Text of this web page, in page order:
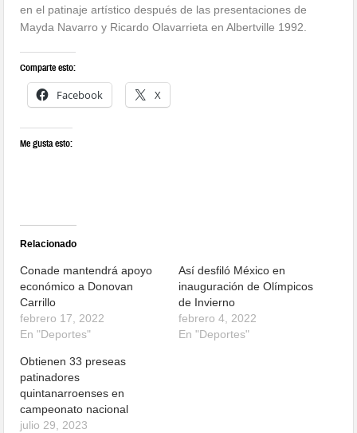
en el patinaje artístico después de las presentaciones de
Mayda Navarro y Ricardo Olavarrieta en Albertville 1992.
Comparte esto:
Facebook X
Me gusta esto:
Relacionado
Conade mantendrá apoyo
económico a Donovan
Carrillo
febrero 17, 2022
En "Deportes"
Así desfiló México en
inauguración de Olímpicos
de Invierno
febrero 4, 2022
En "Deportes"
Obtienen 33 preseas
patinadores
quintanarroenses en
campeonato nacional
julio 29, 2023